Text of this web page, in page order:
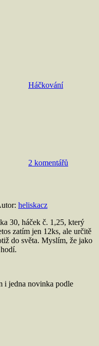
Háčkování
2 komentářů
heliskacz
30, háček č. 1,25, který
zatím jen 12ks, ale určitě
do světa. Myslím, že jako
i jedna novinka podle